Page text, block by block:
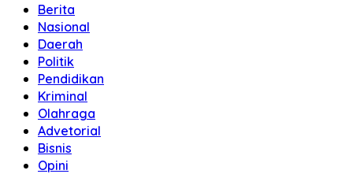
Berita
Nasional
Daerah
Politik
Pendidikan
Kriminal
Olahraga
Advetorial
Bisnis
Opini